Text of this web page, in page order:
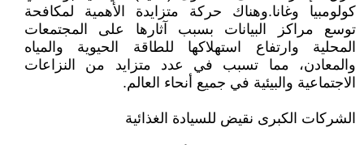
كولومبيا وغانا.وهناك حركة متزايدة الأهمية لمكافحة
توسع مراكز البيانات بسبب آثارها على المجتمعات
المحلية وارتفاع استهلاكها للطاقة الحيوية والمياه
والمعادن، مما تسبب في عدد متزايد من النزاعات
الاجتماعية والبيئية في جميع أنحاء العالم.
الشركات الكبرى نقيض للسيادة الغذائية